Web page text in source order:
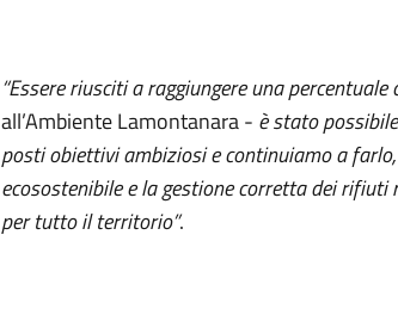
“Essere riusciti a raggiungere una
all’Ambiente Lamontanara - è stato
posti obiettivi ambiziosi e continuiamo a
ecosostenibile e la gestione corretta dei rifiuti
per tutto il territorio”.